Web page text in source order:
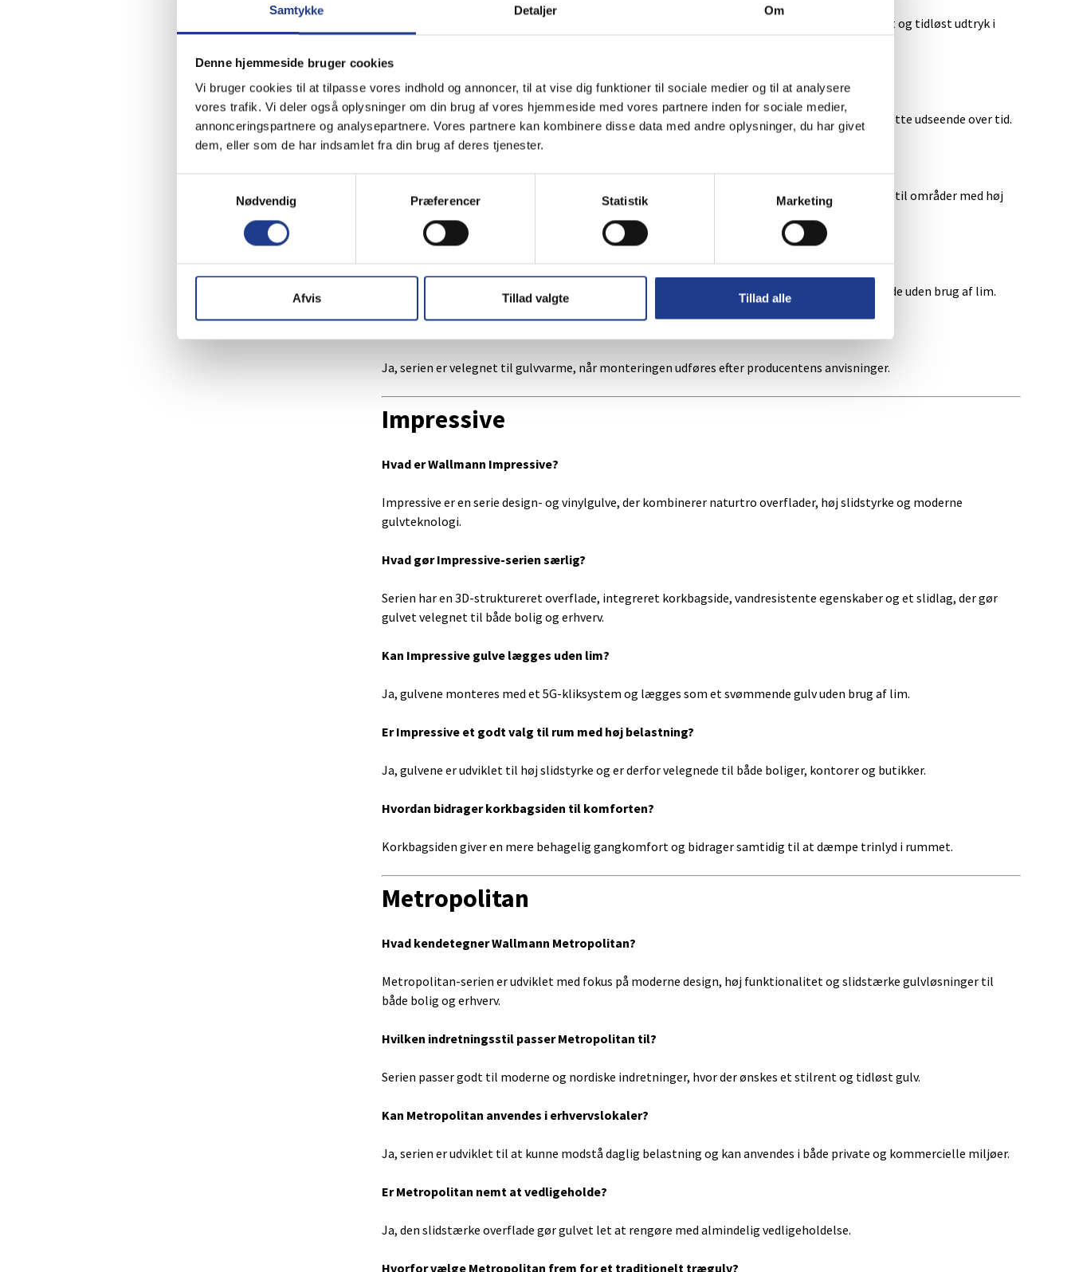
Samtykke Detaljer Om
Denne hjemmeside bruger cookies
Vi bruger cookies til at tilpasse vores indhold og annoncer, til at vise dig funktioner til sociale medier og til at analysere
vores trafik. Vi deler også oplysninger om din brug af vores hjemmeside med vores partnere inden for sociale medier,
annonceringspartnere og analysepartnere. Vores partnere kan kombinere disse data med andre oplysninger, du har givet
dem, eller som de har indsamlet fra din brug af deres tjenester.
Nødvendig
Præferencer Statistik Marketing
Afvis Tillad valgte Tillad alle
Sildebensgulve kombinerer et klassisk mønster med moderne materialer og skaber et elegant og tidløst udtryk i
Er Wallmann Sildeben slidstærkt?
Ja, serien har en robust overflade, som er udviklet til at modstå daglig slitage og bevare sit flotte udseende over tid.
Kan sildebensgulvet bruges i erhverv?
Ja, Wallmann Impressive Sildeben er klassificeret til både bolig og erhverv og egner sig derfor til områder med høj
Ja, gulvet er udstyret med et 5G-kliksystem, som gør det muligt at montere gulvet svømmende uden brug af lim.
Ja, serien er velegnet til gulvvarme, når monteringen udføres efter producentens anvisninger.
Impressive
Hvad er Wallmann Impressive?
Impressive er en serie design- og vinylgulve, der kombinerer naturtro overflader, høj slidstyrke og moderne
gulvteknologi.
Hvad gør Impressive-serien særlig?
Serien har en 3D-struktureret overflade, integreret korkbagside, vandresistente egenskaber og et slidlag, der gør
gulvet velegnet til både bolig og erhverv.
Kan Impressive gulve lægges uden lim?
Ja, gulvene monteres med et 5G-kliksystem og lægges som et svømmende gulv uden brug af lim.
Er Impressive et godt valg til rum med høj belastning?
Ja, gulvene er udviklet til høj slidstyrke og er derfor velegnede til både boliger, kontorer og butikker.
Hvordan bidrager korkbagsiden til komforten?
Korkbagsiden giver en mere behagelig gangkomfort og bidrager samtidig til at dæmpe trinlyd i rummet.
Metropolitan
Hvad kendetegner Wallmann Metropolitan?
Metropolitan-serien er udviklet med fokus på moderne design, høj funktionalitet og slidstærke gulvløsninger til
både bolig og erhverv.
Hvilken indretningsstil passer Metropolitan til?
Serien passer godt til moderne og nordiske indretninger, hvor der ønskes et stilrent og tidløst gulv.
Kan Metropolitan anvendes i erhvervslokaler?
Ja, serien er udviklet til at kunne modstå daglig belastning og kan anvendes i både private og kommercielle miljøer.
Er Metropolitan nemt at vedligeholde?
Ja, den slidstærke overflade gør gulvet let at rengøre med almindelig vedligeholdelse.
Hvorfor vælge Metropolitan frem for et traditionelt trægulv?